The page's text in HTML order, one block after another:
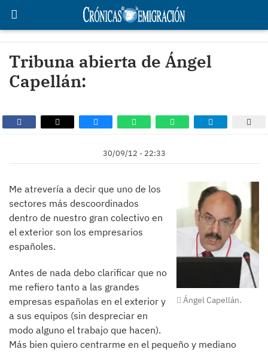
Tribuna abierta de Ángel
Capellán:
30/09/12 - 22:33
Ángel Capellán.
Me atrevería a decir que uno de los
sectores más descoordinados
dentro de nuestro gran colectivo en
el exterior son los empresarios
españoles.
Antes de nada debo clarificar que no
me refiero tanto a las grandes
empresas españolas en el exterior y
a sus equipos (sin despreciar en
modo alguno el trabajo que hacen).
Más bien quiero centrarme en el pequeño y mediano